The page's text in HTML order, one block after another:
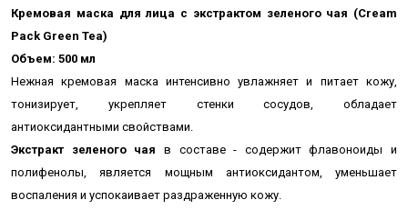
Кремовая маска для лица с экстрактом зеленого чая (Cream
Pack Green Tea)
Объем: 500 мл
Нежнаякремовая маска интенсивно увлажняет и питает кожу,
тонизирует, укрепляет стенки сосудов, обладает
антиоксидантными свойствами.
Экстракт зеленого чая в составе - содержит флавоноиды и
полифенолы, является мощным антиоксидантом, уменьшает
воспаления и успокаивает раздраженную кожу.